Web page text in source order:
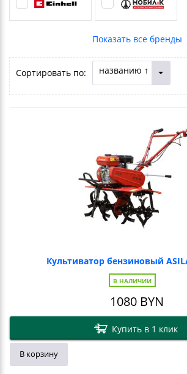
Сортировать по: названию ↑
Культиватор бензиновый
В НАЛИЧИИ
1080 BYN
Купить в 1 клик
В корзину